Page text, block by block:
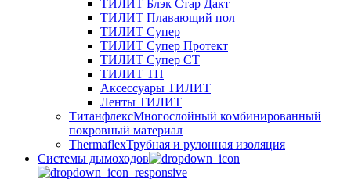
ТИЛИТ Блэк Стар Дакт
ТИЛИТ Плавающий пол
ТИЛИТ Супер
ТИЛИТ Супер Протект
ТИЛИТ Супер СТ
ТИЛИТ ТП
Аксессуары ТИЛИТ
Ленты ТИЛИТ
ТитанфлексМногослойный комбинированный
покровный материал
ThermaflexТрубная и рулонная изоляция
Cистемы дымоходов